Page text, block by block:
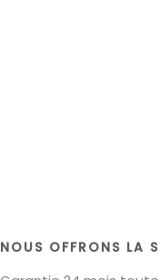
NOUS OFFRONS LA